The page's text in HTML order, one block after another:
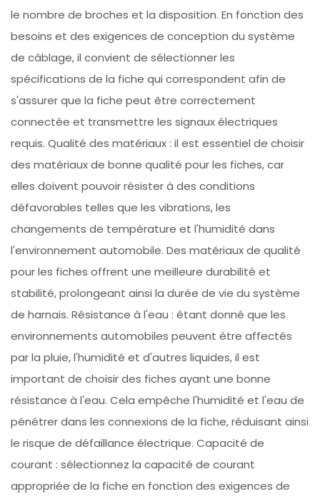
le nombre de broches et la disposition. En fonction des
besoins et des exigences de conception du système
de câblage, il convient de sélectionner les
spécifications de la fiche qui correspondent afin de
s'assurer que la fiche peut être correctement
connectée et transmettre les signaux électriques
requis. Qualité des matériaux : il est essentiel de choisir
des matériaux de bonne qualité pour les fiches, car
elles doivent pouvoir résister à des conditions
défavorables telles que les vibrations, les
changements de température et l'humidité dans
l'environnement automobile. Des matériaux de qualité
pour les fiches offrent une meilleure durabilité et
stabilité, prolongeant ainsi la durée de vie du système
de harnais. Résistance à l'eau : étant donné que les
environnements automobiles peuvent être affectés
par la pluie, l'humidité et d'autres liquides, il est
important de choisir des fiches ayant une bonne
résistance à l'eau. Cela empêche l'humidité et l'eau de
pénétrer dans les connexions de la fiche, réduisant ainsi
le risque de défaillance électrique. Capacité de
courant : sélectionnez la capacité de courant
appropriée de la fiche en fonction des exigences de